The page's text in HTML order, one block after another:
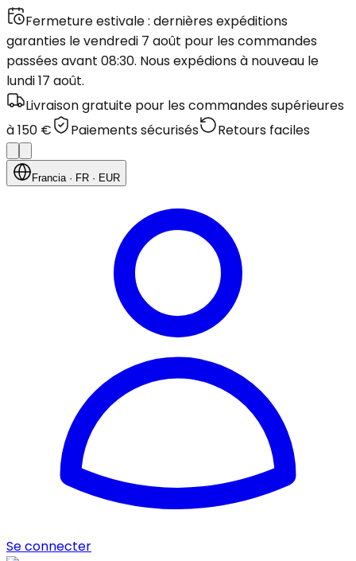
Fermeture estivale : dernières expéditions
garanties le vendredi 7 août pour les commandes
passées avant 08:30. Nous expédions à nouveau le
lundi 17 août.
Livraison gratuite pour les commandes supérieures
à 150 €
Paiements sécurisés Retours faciles
Francia· FR · EUR
Se connecter